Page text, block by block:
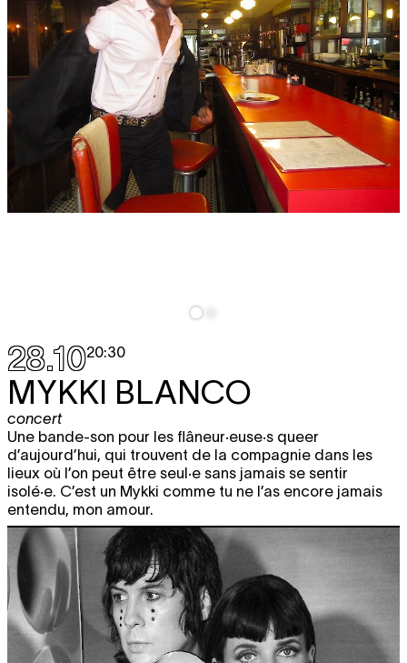
28.1020:30
MYKKI BLANCO
concert
Une bande-son pour les flâneur·euse·s queer
d’aujourd’hui, qui trouvent de la compagnie dans les
lieux où l’on peut être seul·e sans jamais se sentir
isolé·e. C’est un Mykki comme tu ne l’as encore jamais
entendu, mon amour.